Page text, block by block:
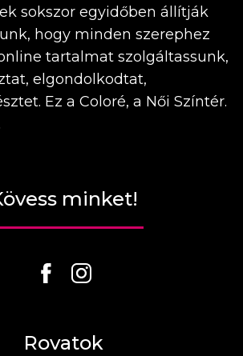
sokszor egyidőben állítják
hogy minden szerephez
tartalmat szolgáltassunk,
elgondolkodtat,
Ez a Coloré, a Női Színtér.
minket!
Rovatok